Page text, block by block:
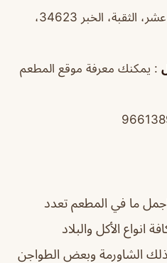
:الشارع الخامس عشر، الثقبة، الخبر 34623،
: يمكنك معرفة موقع المطعم
ما في المطعم تعدد
الأكل والبلاد
الشاورمة وبعض الطواجن